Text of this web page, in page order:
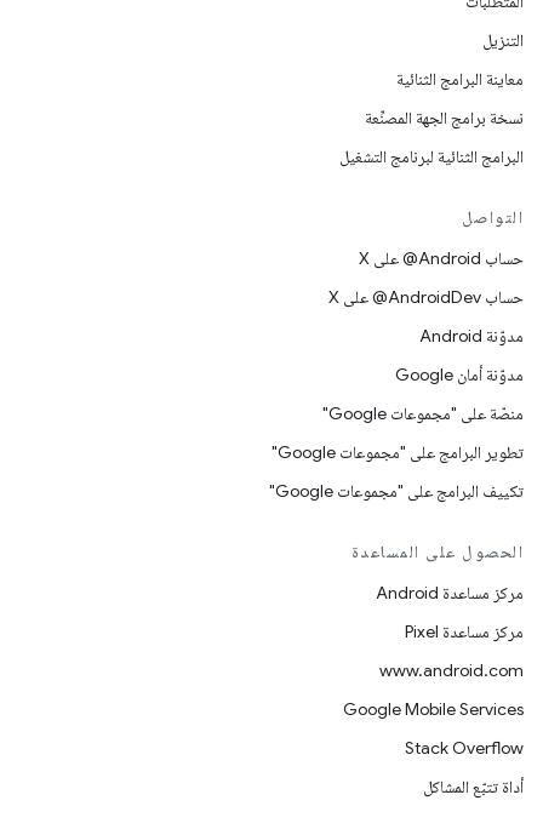
التنزيل
معاينة البرامج الثنائية
نسخة برامج الجهة المصنِّعة
البرامج الثنائية لبرنامج التشغيل
التواصل
حساب ‎@Android على X
حساب ‎@AndroidDev على X
مدوّنة Android
مدوّنة أمان Google
منصّة على "مجموعات Google"
تطوير البرامج على "مجموعات Google"
تكييف البرامج على "مجموعات Google"
الحصول على المساعدة
مركز مساعدة Android
مركز مساعدة Pixel
www.android.com
Google Mobile Services
Stack Overflow
أداة تتبّع المشاكل